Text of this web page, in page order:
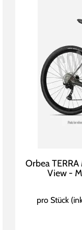
Orbea
View -
pro Stück